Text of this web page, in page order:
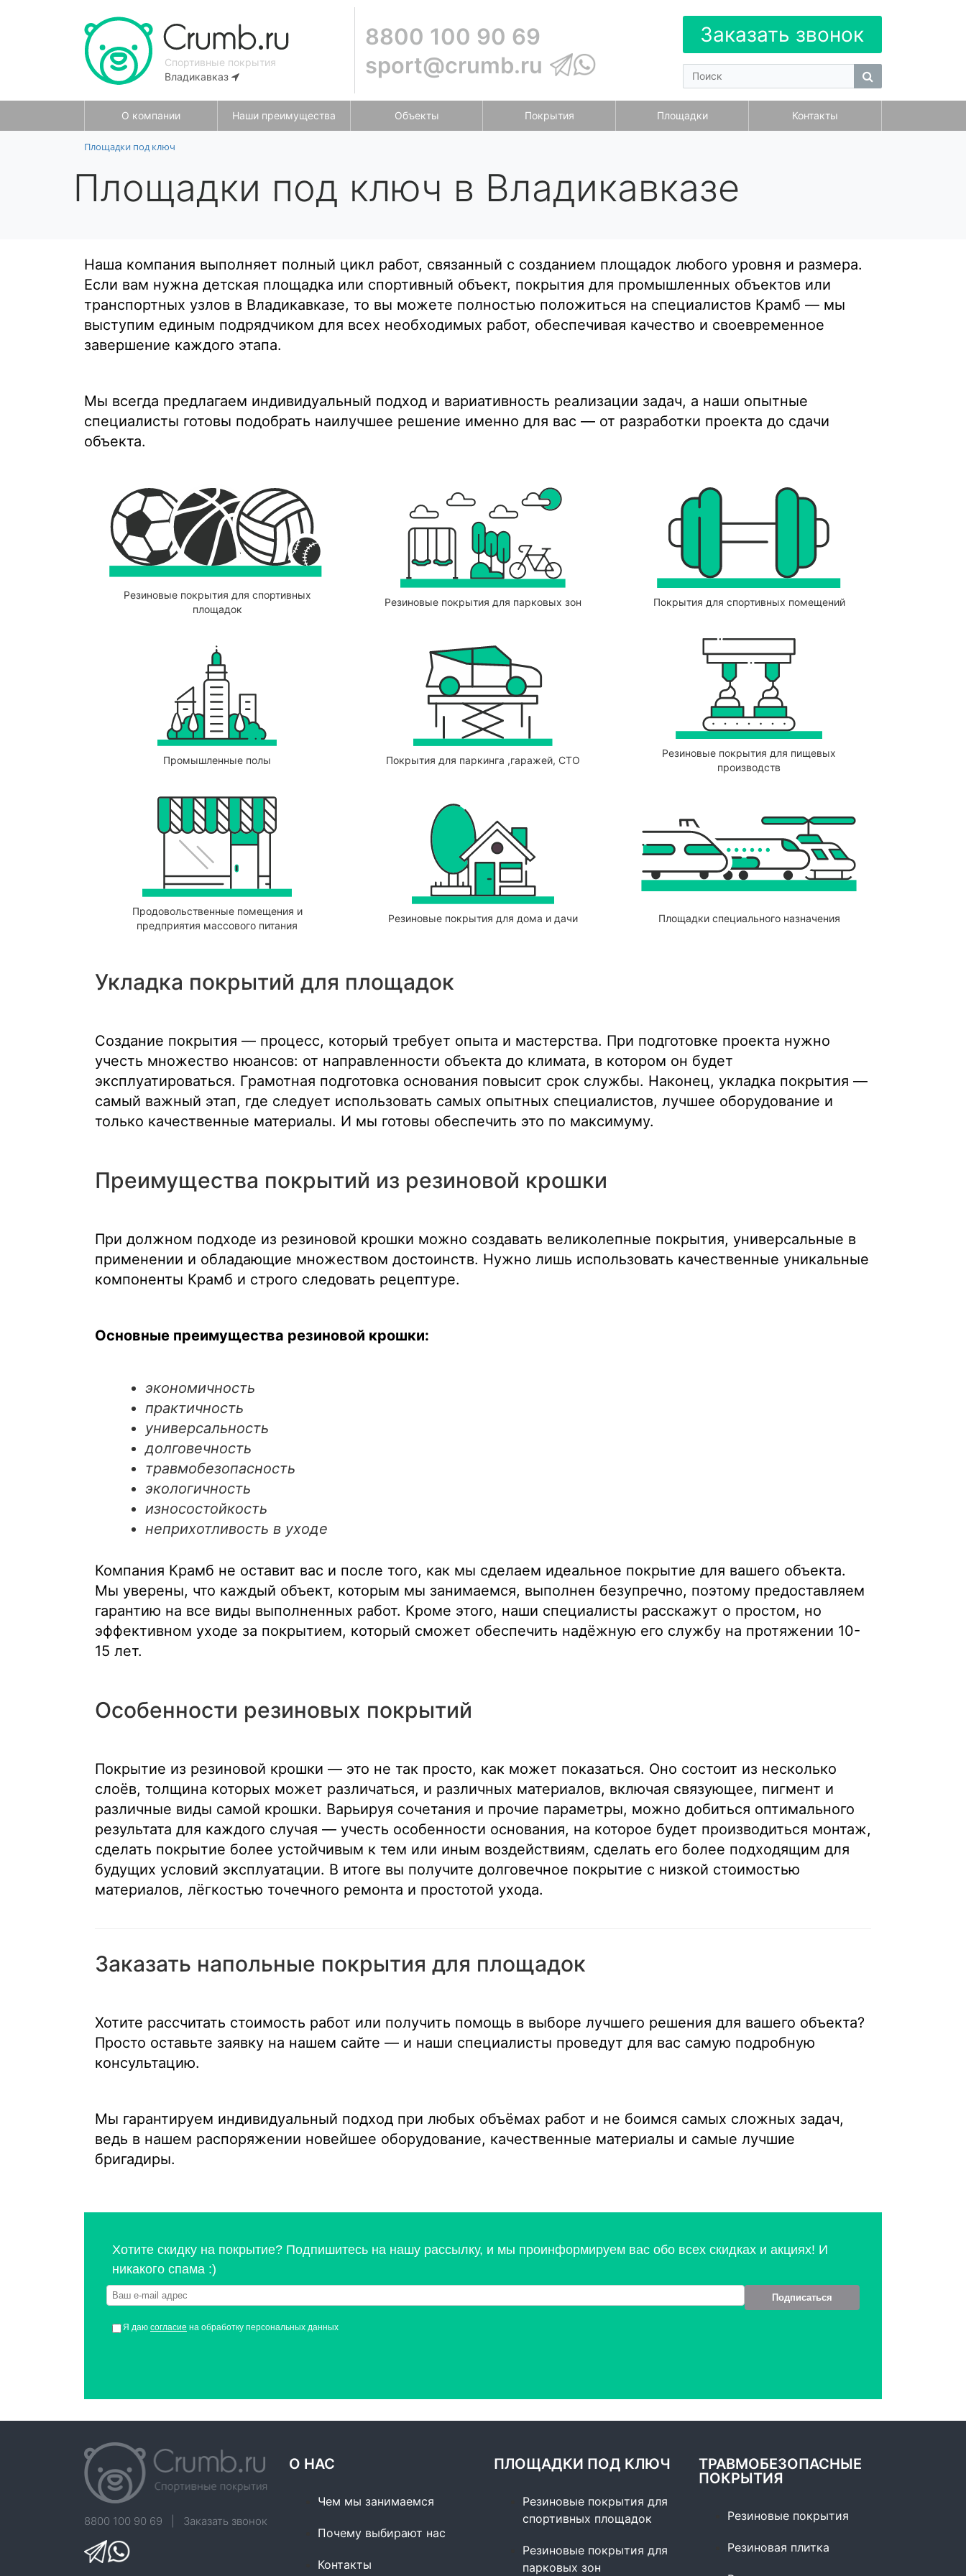
Спортивные покрытия
Владикавказ
8800 100 90 69
sport@crumb.ru
Заказать звонок
О компании Наши преимущества Объекты Покрытия Площадки Контакты
Площадки под ключ
Площадки под ключ в Владикавказе
Наша компания выполняет полный цикл работ, связанный с созданием площадок любого уровня и размера.
Если вам нужна детская площадка или спортивный объект, покрытия для промышленных объектов или
транспортных узлов в Владикавказе, то вы можете полностью положиться на специалистов Крамб — мы
выступим единым подрядчиком для всех необходимых работ, обеспечивая качество и своевременное
завершение каждого этапа.
Мы всегда предлагаем индивидуальный подход и вариативность реализации задач, а наши опытные
специалисты готовы подобрать наилучшее решение именно для вас — от разработки проекта до сдачи
объекта.
Резиновые покрытия для спортивных
площадок
Резиновые покрытия для парковых зон Покрытия для спортивных помещений
Промышленные полы Покрытия для паркинга ,гаражей, СТО
Резиновые покрытия для пищевых
производств
Продовольственные помещения и
предприятия массового питания
Резиновые покрытия для дома и дачи Площадки специального назначения
Укладка покрытий для площадок
Создание покрытия — процесс, который требует опыта и мастерства. При подготовке проекта нужно
учесть множество нюансов: от направленности объекта до климата, в котором он будет
эксплуатироваться. Грамотная подготовка основания повысит срок службы. Наконец, укладка покрытия —
самый важный этап, где следует использовать самых опытных специалистов, лучшее оборудование и
только качественные материалы. И мы готовы обеспечить это по максимуму.
Преимущества покрытий из резиновой крошки
При должном подходе из резиновой крошки можно создавать великолепные покрытия, универсальные в
применении и обладающие множеством достоинств. Нужно лишь использовать качественные уникальные
компоненты Крамб и строго следовать рецептуре.
Основные преимущества резиновой крошки:
экономичность
практичность
универсальность
долговечность
травмобезопасность
экологичность
износостойкость
неприхотливость в уходе
Компания Крамб не оставит вас и после того, как мы сделаем идеальное покрытие для вашего объекта.
Мы уверены, что каждый объект, которым мы занимаемся, выполнен безупречно, поэтому предоставляем
гарантию на все виды выполненных работ. Кроме этого, наши специалисты расскажут о простом, но
эффективном уходе за покрытием, который сможет обеспечить надёжную его службу на протяжении 10-
15 лет.
Особенности резиновых покрытий
Покрытие из резиновой крошки — это не так просто, как может показаться. Оно состоит из несколько
слоёв, толщина которых может различаться, и различных материалов, включая связующее, пигмент и
различные виды самой крошки. Варьируя сочетания и прочие параметры, можно добиться оптимального
результата для каждого случая — учесть особенности основания, на которое будет производиться монтаж,
сделать покрытие более устойчивым к тем или иным воздействиям, сделать его более подходящим для
будущих условий эксплуатации. В итоге вы получите долговечное покрытие с низкой стоимостью
материалов, лёгкостью точечного ремонта и простотой ухода.
Заказать напольные покрытия для площадок
Хотите рассчитать стоимость работ или получить помощь в выборе лучшего решения для вашего объекта?
Просто оставьте заявку на нашем сайте — и наши специалисты проведут для вас самую подробную
консультацию.
Мы гарантируем индивидуальный подход при любых объёмах работ и не боимся самых сложных задач,
ведь в нашем распоряжении новейшее оборудование, качественные материалы и самые лучшие
бригадиры.
Хотите скидку на покрытие? Подпишитесь на нашу рассылку, и мы проинформируем вас обо всех скидках и акциях! И
никакого спама :)
Подписаться
Я даю согласие на обработку персональных данных
8800 100 90 69 Заказать звонок
О НАС
Чем мы занимаемся
Почему выбирают нас
Контакты
ПЛОЩАДКИ ПОД КЛЮЧ
Резиновые покрытия для
спортивных площадок
Резиновые покрытия для
парковых зон
ТРАВМОБЕЗОПАСНЫЕ
ПОКРЫТИЯ
Резиновые покрытия
Резиновая плитка